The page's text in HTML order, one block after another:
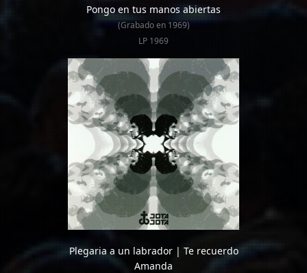
Pongo en tus manos abiertas
(Grabado en 1969)
LP 1969
Plegaria a un labrador | Te recuerdo
Amanda